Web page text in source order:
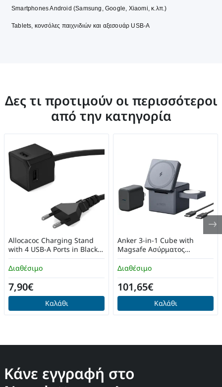
Smartphones Android (Samsung, Google, Xiaomi, κ.λπ.)
Tablets, κονσόλες παιχνιδιών και αξεσουάρ USB-A
Δες τι προτιμούν οι περισσότεροι
από την κατηγορία
Διαθέσιμο
Allocacoc Charging Stand
with 4 USB-A Ports in Black
10464BK/EUEUMC
7,90€
Καλάθι
Διαθέσιμο
Anker 3-in-1 Cube with
Magsafe Ασύρματος
Φορτιστής (Y1811G11) Gray
101,65€
Καλάθι
Κάνε εγγραφή στο